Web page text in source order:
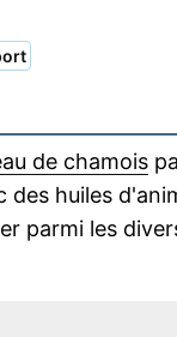
de chamois
des huiles
parmi les